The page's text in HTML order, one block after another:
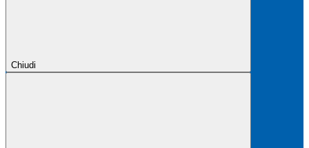
Chiudi